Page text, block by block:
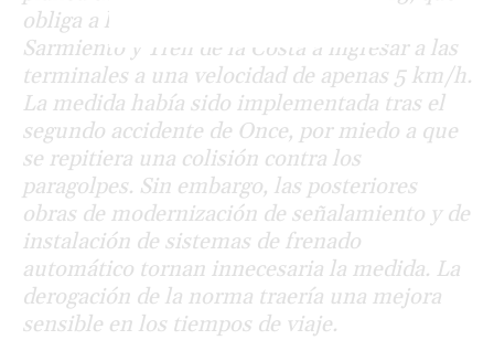
obliga a los trenes de la línea Mitre,
Sarmiento y Tren de la Costa a ingresar a las
terminales a una velocidad de apenas 5 km/h.
La medida había sido implementada tras el
segundo accidente de Once, por miedo a que
se repitiera una colisión contra los
paragolpes. Sin embargo, las posteriores
obras de modernización de señalamiento y de
instalación de sistemas de frenado
automático tornan innecesaria la medida. La
derogación de la norma traería una mejora
sensible en los tiempos de viaje.